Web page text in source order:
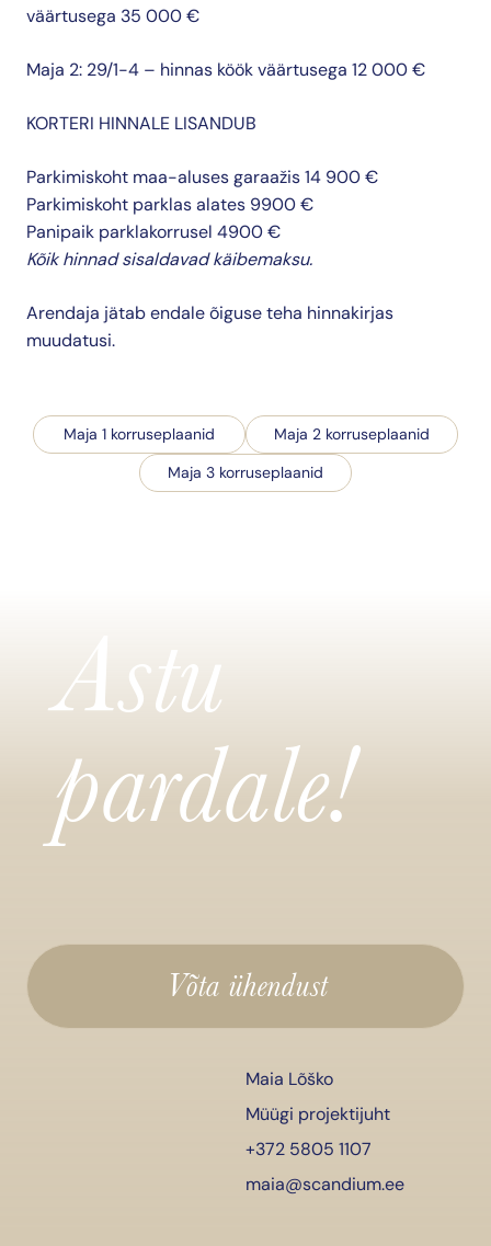
19
1 21 2 3 63.4 23.7 KÜSI HINDA
2 4 1 40.6
3 4 1+2 4 87.1
väärtusega 35 000 €
Maja 2: 29/1-4 – hinnas köök väärtusega 12 000 €
KORTERI HINNALE LISANDUB
Parkimiskoht maa-aluses garaažis 14 900 €
Parkimiskoht parklas alates 9900 €
Panipaik parklakorrusel 4900 €
Kõik hinnad sisaldavad käibemaksu.
Arendaja jätab endale õiguse teha hinnakirjas
muudatusi.
Maja 1 korruseplaanid
Maja 2 korruseplaanid
Maja 3 korruseplaanid
Astu
pardale!
Võta ühendust
Maia Lõško
Müügi projektijuht
+372 5805 1107
maia@scandium.ee